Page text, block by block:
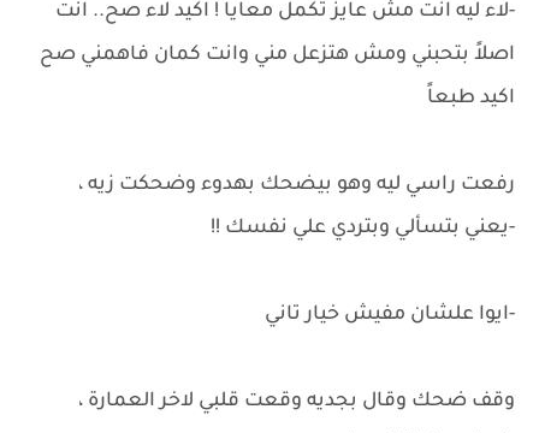
-لاء ليه انت مش عايز تكمل معايا ! اكيد لاء صح.. انت
اصلاً بتحبني ومش هتزعل مني وانت كمان فاهمني صح
اكيد طبعاً
رفعت راسي ليه وهو بيضحك بهدوء وضحكت زيه ،
-يعني بتسألي وبتردي علي نفسك !!
-ايوا علشان مفيش خيار تاني
وقف ضحك وقال بجديه وقعت قلبي لاخر العمارة ،